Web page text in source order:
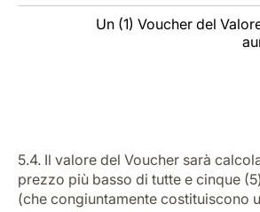
Un (1) Voucher del
5.4. Il valore del Voucher sarà
prezzo più basso di tutte e cinque
(che congiuntamente costituiscono